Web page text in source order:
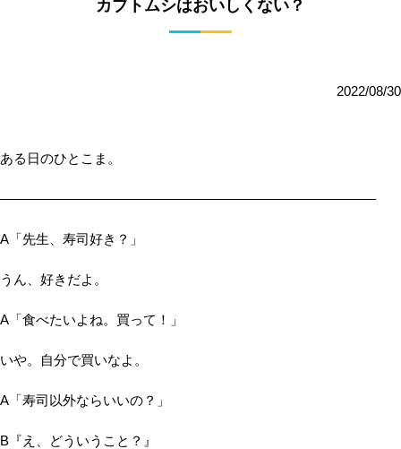
カブトムシはおいしくない？
2022/08/30
ある日のひとこま。
――――――――――――――――――――――――――――
A「先生、寿司好き？」
うん、好きだよ。
A「食べたいよね。買って！」
いや。自分で買いなよ。
A「寿司以外ならいいの？」
B『え、どういうこと？』